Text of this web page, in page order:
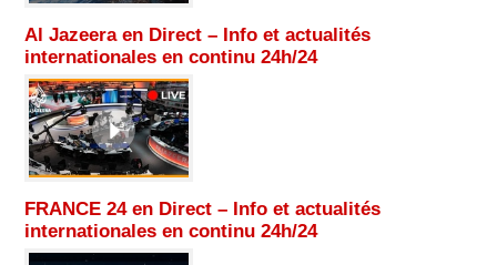
Al Jazeera en Direct – Info et actualités
internationales en continu 24h/24
FRANCE 24 en Direct – Info et actualités
internationales en continu 24h/24